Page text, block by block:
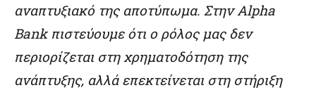
αναπτυξιακό της αποτύπωμα. Στην Alpha
Bank πιστεύουμε ότι ο ρόλος μας δεν
περιορίζεται στη χρηματοδότηση της
ανάπτυξης, αλλά επεκτείνεται στη στήριξη